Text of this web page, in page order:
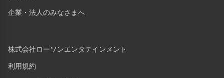
企業・法人のみなさまへ
株式会社ローソンエンタテインメント
利用規約